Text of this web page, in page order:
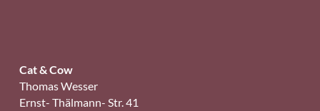
Cat & Cow
Thomas Wesser
Ernst- Thälmann- Str. 41